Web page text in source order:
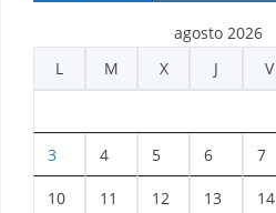
agosto 2026
L
M X J V
3 4 5 6 7
10 11 12 13 14